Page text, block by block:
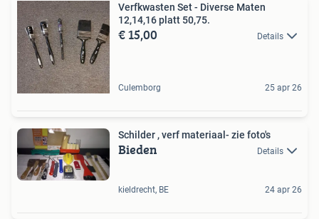
Verfkwasten Set - Diverse Maten
12,14,16 platt 50,75.
€ 15,00 Details
Culemborg 25 apr 26
Schilder , verf materiaal- zie foto's
Bieden Details
kieldrecht, BE 24 apr 26